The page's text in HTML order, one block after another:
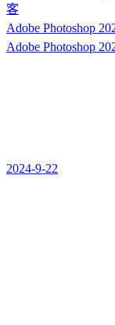
Adobe Photoshop
Adobe Photoshop
2024-9-22